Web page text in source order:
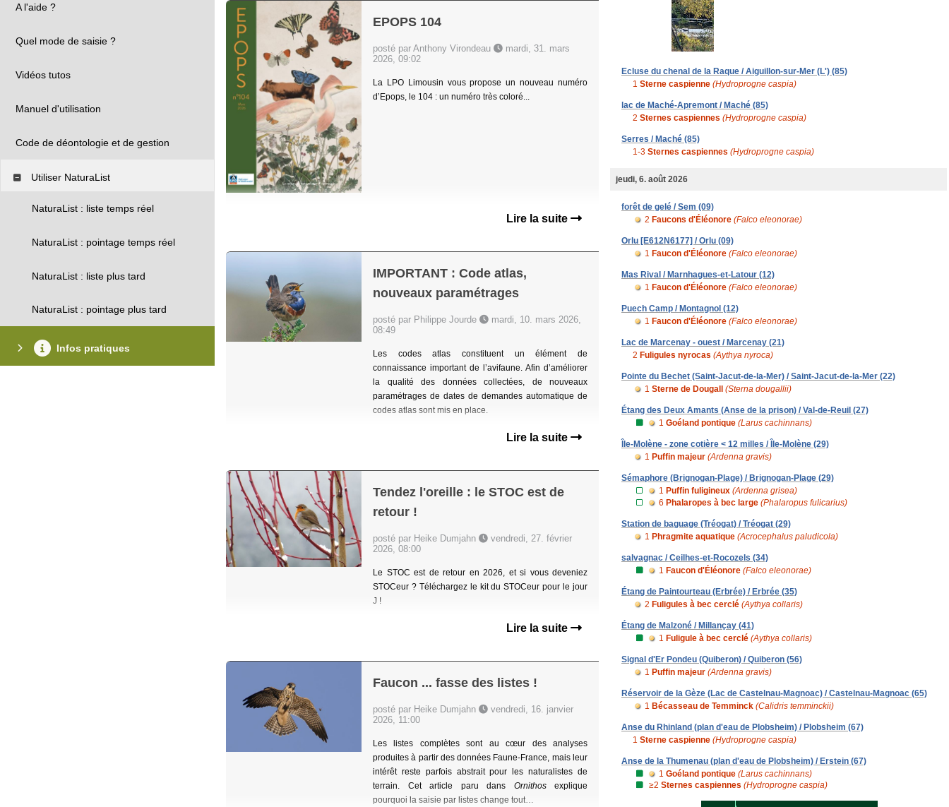
A l'aide ?
Quel mode de saisie ?
Vidéos tutos
Manuel d'utilisation
Code de déontologie et de gestion
Utiliser NaturaList
NaturaList : liste temps réel
NaturaList : pointage temps réel
NaturaList : liste plus tard
NaturaList : pointage plus tard
Infos pratiques
Ecluse du chenal de la Raque / Aiguillon-sur-Mer (L') (85)
1 Sterne caspienne (Hydroprogne caspia)
lac de Maché-Apremont / Maché (85)
2 Sternes caspiennes (Hydroprogne caspia)
Serres / Maché (85)
1-3 Sternes caspiennes (Hydroprogne caspia)
jeudi, 6. août 2026
forêt de gelé / Sem (09)
2 Faucons d'Éléonore (Falco eleonorae)
Orlu [E612N6177] / Orlu (09)
1 Faucon d'Éléonore (Falco eleonorae)
Mas Rival / Marnhagues-et-Latour (12)
1 Faucon d'Éléonore (Falco eleonorae)
Puech Camp / Montagnol (12)
1 Faucon d'Éléonore (Falco eleonorae)
Lac de Marcenay - ouest / Marcenay (21)
2 Fuligules nyrocas (Aythya nyroca)
Pointe du Bechet (Saint-Jacut-de-la-Mer) / Saint-Jacut-de-la-Mer (22)
1 Sterne de Dougall (Sterna dougallii)
Étang des Deux Amants (Anse de la prison) / Val-de-Reuil (27)
1 Goéland pontique (Larus cachinnans)
Île-Molène - zone cotière < 12 milles / Île-Molène (29)
1 Puffin majeur (Ardenna gravis)
Sémaphore (Brignogan-Plage) / Brignogan-Plage (29)
1 Puffin fuligineux (Ardenna grisea)
6 Phalaropes à bec large (Phalaropus fulicarius)
Station de baguage (Tréogat) / Tréogat (29)
1 Phragmite aquatique (Acrocephalus paludicola)
salvagnac / Ceilhes-et-Rocozels (34)
1 Faucon d'Éléonore (Falco eleonorae)
Étang de Paintourteau (Erbrée) / Erbrée (35)
2 Fuligules à bec cerclé (Aythya collaris)
Étang de Malzoné / Millançay (41)
1 Fuligule à bec cerclé (Aythya collaris)
Signal d'Er Pondeu (Quiberon) / Quiberon (56)
1 Puffin majeur (Ardenna gravis)
Réservoir de la Gèze (Lac de Castelnau-Magnoac) / Castelnau-Magnoac (65)
1 Bécasseau de Temminck (Calidris temminckii)
Anse du Rhinland (plan d'eau de Plobsheim) / Plobsheim (67)
1 Sterne caspienne (Hydroprogne caspia)
Anse de la Thumenau (plan d'eau de Plobsheim) / Erstein (67)
1 Goéland pontique (Larus cachinnans)
≥2 Sternes caspiennes (Hydroprogne caspia)
EPOPS 104
posté par Anthony Virondeau
mardi, 31. mars
2026, 09:02
La LPO Limousin vous propose un nouveau numéro
d’Epops, le 104 : un numéro très coloré...
Lire la suite
IMPORTANT : Code atlas,
nouveaux paramétrages
posté par Philippe Jourde
mardi, 10. mars 2026,
08:49
Les codes atlas constituent un élément de
connaissance important de l’avifaune. Afin d’améliorer
la qualité des données collectées, de nouveaux
paramétrages de dates de demandes automatique de
codes atlas sont mis en place.
Lire la suite
Tendez l'oreille : le STOC est de
retour !
posté par Heike Dumjahn
vendredi, 27. février
2026, 08:00
Le STOC est de retour en 2026, et si vous deveniez
STOCeur ? Téléchargez le kit du STOCeur pour le jour
J !
Lire la suite
Faucon ... fasse des listes !
posté par Heike Dumjahn
vendredi, 16. janvier
2026, 11:00
Les listes complètes sont au cœur des analyses
produites à partir des données Faune-France, mais leur
intérêt reste parfois abstrait pour les naturalistes de
terrain. Cet article paru dans Ornithosexplique
pourquoi la saisie par listes change tout…